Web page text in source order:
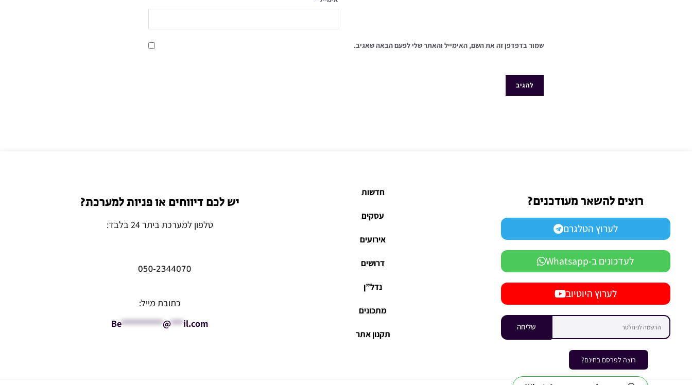
שמור בדפדפן זה את השם, האימייל והאתר שלי לפעם הבאה שאגיב.
רוצה לפרסם בחינם?
רוצים להשאר מעודכנים?
לערוץ הטלגרם
לעדכונים ב-Whatsapp
לערוץ היוטיוב
שליחה
חדשות
עסקים
אירועים
דרושים
נדל”ן
מתכונים
תקנון אתר
יש לכם דיווחים או פניות למערכת?
טלפון למערכת ביתר 24 בלבד:
כתובת מייל:
Be**********@***il.com